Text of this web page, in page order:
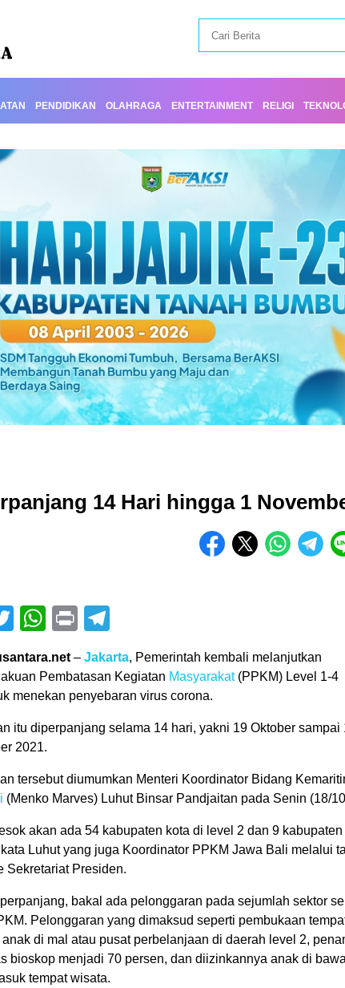
PENDIDIKAN OLAHRAGA ENTERTAINMENT RELIGI
14 Hari hingga 1
TwitterWhatsApp
Print
– Jakarta, Pemerintah kembali melanjutkan
Pembatasan Kegiatan Masyarakat(PPKM) Level 1-4
menekan penyebaran virus corona.
itu diperpanjang selama 14 hari, yakni 19 Oktober sampai
2021.
tersebut diumumkan Menteri Koordinator Bidang
(Menko Marves) Luhut Binsar Pandjaitan pada Senin (18/
akan ada 54 kabupaten kota di level 2 dan 9 kabupaten
kata Luhut yang juga Koordinator PPKM Jawa Bali melalui
Sekretariat Presiden.
bakal ada pelonggaran pada sejumlah sektor
Pelonggaran yang dimaksud seperti pembukaan
anak di mal atau pusat perbelanjaan di daerah level 2,
bioskop menjadi 70 persen, dan diizinkannya anak di
tempat wisata.